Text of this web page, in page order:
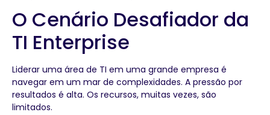
O Cenário Desafiador da
TI Enterprise
Liderar uma área de TI em uma grande empresa é
navegar em um mar de complexidades. A pressão por
resultados é alta. Os recursos, muitas vezes, são
limitados.